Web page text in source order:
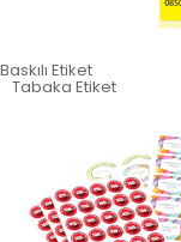
Baskılı Etiket
Tabaka Etiket